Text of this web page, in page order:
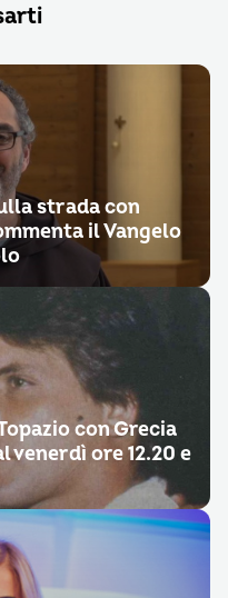
strada con
il Vangelo
con Grecia
venerdì ore 12.20 e